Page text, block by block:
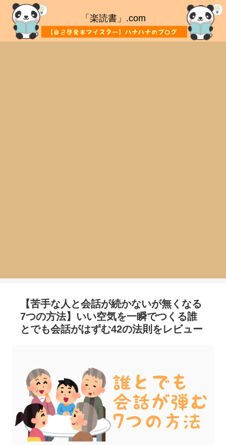
「楽読書」.com
【苦手な人と会話が続かないが無くなる
7つの方法】いい空気を一瞬でつくる誰
とでも会話がはずむ42の法則をレビュー